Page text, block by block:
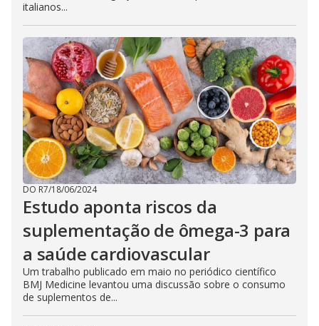
italianos...
DO R7/18/06/2024
Estudo aponta riscos da
suplementação de ômega-3 para
a saúde cardiovascular
Um trabalho publicado em maio no periódico científico
BMJ Medicine levantou uma discussão sobre o consumo
de suplementos de...